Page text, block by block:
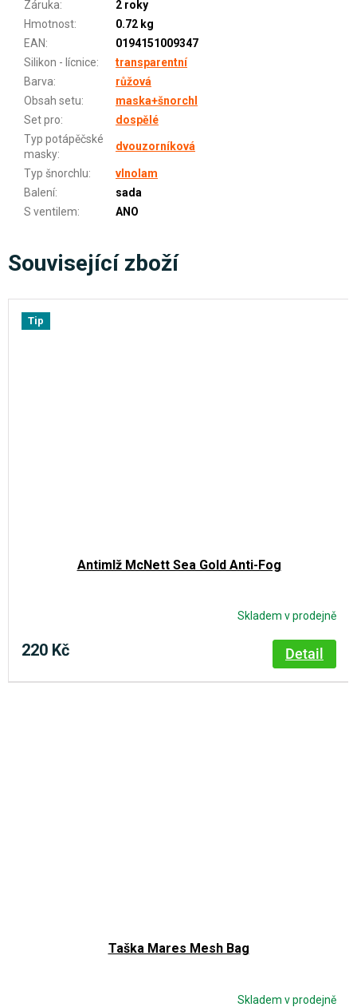
Záruka:
2 roky
Hmotnost:
0.72 kg
EAN:
0194151009347
Silikon - lícnice:
transparentní
Barva:
růžová
Obsah setu:
maska+šnorchl
Set pro:
dospělé
Typ potápěčské
masky:
dvouzorníková
Typ šnorchlu:
vlnolam
Balení:
sada
S ventilem: ANO
Související zboží
Tip
Antimlž McNett Sea Gold Anti-Fog
Skladem v prodejně
220 Kč Detail
Taška Mares Mesh Bag
Skladem v prodejně